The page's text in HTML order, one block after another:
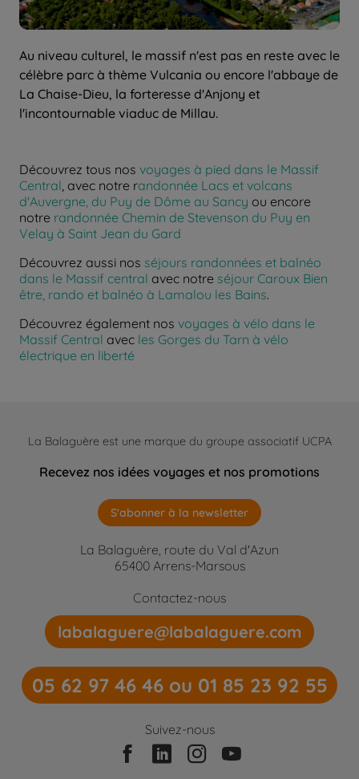
Au niveau culturel, le massif n'est pas en reste avec le
célèbre parc à thème Vulcania ou encore l'abbaye de
La Chaise-Dieu, la forteresse d'Anjony et
l'incontournable viaduc de Millau.
Découvrez tous nos voyages à pied dans le Massif
Central, avec notre randonnée Lacs et volcans
d'Auvergne, du Puy de Dôme au Sancy ou encore
notre randonnée Chemin de Stevenson du Puy en
Velay à Saint Jean du Gard
Découvrez aussi nos séjours randonnées et balnéo
dans le Massif central avec notre séjour Caroux Bien
être, rando et balnéo à Lamalou les Bains.
Découvrez également nos voyages à vélo dans le
Massif Central avec les Gorges du Tarn à vélo
électrique en liberté
La Balaguère est une marque du groupe associatif UCPA
Recevez nos idées voyages et nos promotions
S'abonner à la newsletter
La Balaguère, route du Val d'Azun
65400 Arrens-Marsous
Contactez-nous
labalaguere@labalaguere.com
05 62 97 46 46 ou 01 85 23 92 55
Suivez-nous